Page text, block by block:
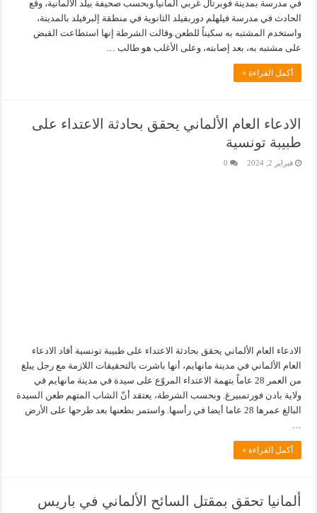
في مدرسة بمدينة فوبرتال غربي ألمانيا.وبحسب صحيفة بيلد الألمانية، وقع
الحادث في مدرسة فيلهلم دوربفيلد الثانوية في منطقة إلبرفيلد بالمدينة،
واستخدم المشتبه به سكيناً للطعن.وقالت الشرطة إنها استطاعت القبض
على مشتبه به، بعد إصابته، وعلى الأغلب هو طالب …
أكمل القراءة »
الادعاء العام الألماني يحقق بحادثة الاعتداء على
طبيبة تونسية
فبراير 2, 2024 0
الادعاء العام الألماني يحقق بحادثة الاعتداء على طبيبة تونسية أفاد الادعاء
العام الألماني في مدينة مانهايم، أنها باشرت بالتحقيقات اللازمة مع رجل يبلغ
من العمر 28 عاماً بتهمة الاعتداء المروّع على سيدة في مدينة مانهايم في
ولاية بادن فورتمبيرغ. وبحسب الشرطة، يعتقد أنّ الشاب المتهم طعن السيدة
البالغ عمرها 28 عاما أيضا في رأسها. واستمر بطعنها بعد طرحها على الأرض
أكمل القراءة »
ألمانيا تحقق بمقتل السائح الألماني في باريس